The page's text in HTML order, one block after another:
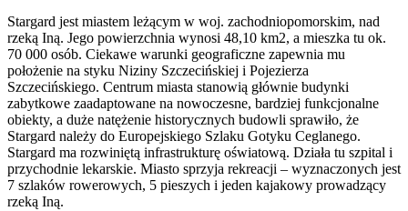
Stargard jest miastem leżącym w woj. zachodniopomorskim, nad
rzeką Iną. Jego powierzchnia wynosi 48,10 km2, a mieszka tu ok.
70 000 osób. Ciekawe warunki geograficzne zapewnia mu
położenie na styku Niziny Szczecińskiej i Pojezierza
Szczecińskiego. Centrum miasta stanowią głównie budynki
zabytkowe zaadaptowane na nowoczesne, bardziej funkcjonalne
obiekty, a duże natężenie historycznych budowli sprawiło, że
Stargard należy do Europejskiego Szlaku Gotyku Ceglanego.
Stargard ma rozwiniętą infrastrukturę oświatową. Działa tu szpital i
przychodnie lekarskie. Miasto sprzyja rekreacji – wyznaczonych jest
7 szlaków rowerowych, 5 pieszych i jeden kajakowy prowadzący
rzeką Iną.